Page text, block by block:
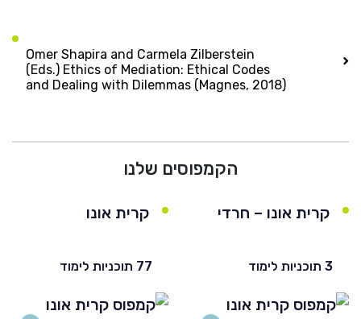
Omer Shapira and Carmela Zilberstein
(Eds.) Ethics of Mediation: Ethical Codes
and Dealing with Dilemmas (Magnes, 2018)
הקמפוסים שלנו
קרית אונו – חרדי
3 תוכניות לימוד
קרית אונו
77 תוכניות לימוד